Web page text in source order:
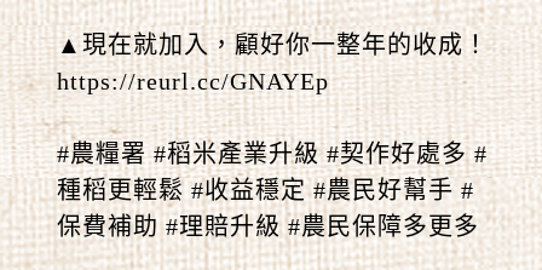
▲現在就加入，顧好你一整年的收成！
https://reurl.cc/GNAYEp
#農糧署 #稻米產業升級 #契作好處多 #
種稻更輕鬆 #收益穩定 #農民好幫手 #
保費補助 #理賠升級 #農民保障多更多